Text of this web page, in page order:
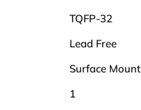
TQFP-32
Lead Free
Surface Mount
1